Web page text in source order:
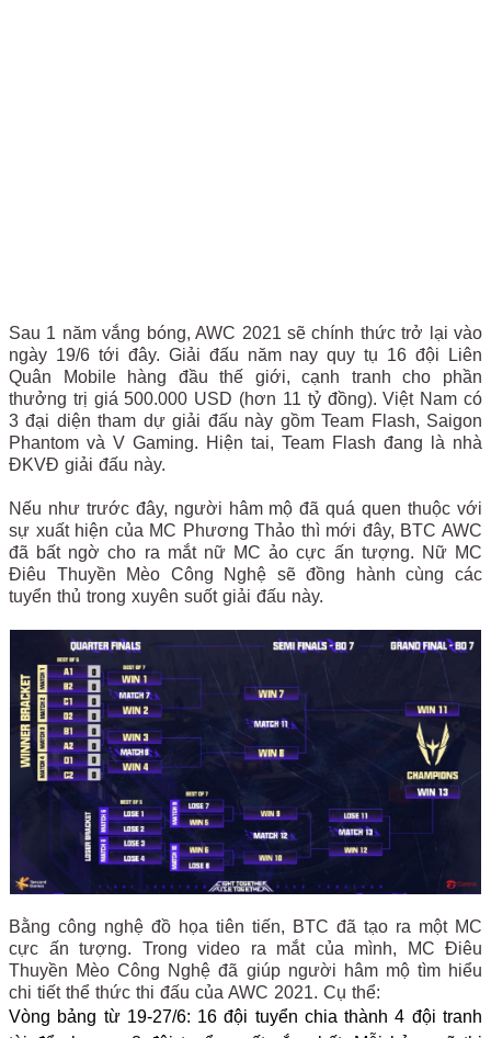
Sau 1 năm vắng bóng, AWC 2021 sẽ chính thức trở lại vào
ngày 19/6 tới đây. Giải đấu năm nay quy tụ 16 đội Liên
Quân Mobile hàng đầu thế giới, cạnh tranh cho phần
thưởng trị giá 500.000 USD (hơn 11 tỷ đồng). Việt Nam có
3 đại diện tham dự giải đấu này gồm Team Flash, Saigon
Phantom và V Gaming. Hiện tai, Team Flash đang là nhà
ĐKVĐ giải đấu này.
Nếu như trước đây, người hâm mộ đã quá quen thuộc với
sự xuất hiện của MC Phương Thảo thì mới đây, BTC AWC
đã bất ngờ cho ra mắt nữ MC ảo cực ấn tượng. Nữ MC
Điêu Thuyền Mèo Công Nghệ sẽ đồng hành cùng các
tuyển thủ trong xuyên suốt giải đấu này.
Bằng công nghệ đồ họa tiên tiến, BTC đã tạo ra một MC
cực ấn tượng. Trong video ra mắt của mình, MC Điêu
Thuyền Mèo Công Nghệ đã giúp người hâm mộ tìm hiểu
chi tiết thể thức thi đấu của AWC 2021. Cụ thể:
Vòng bảng từ 19-27/6: 16 đội tuyển chia thành 4 đội tranh